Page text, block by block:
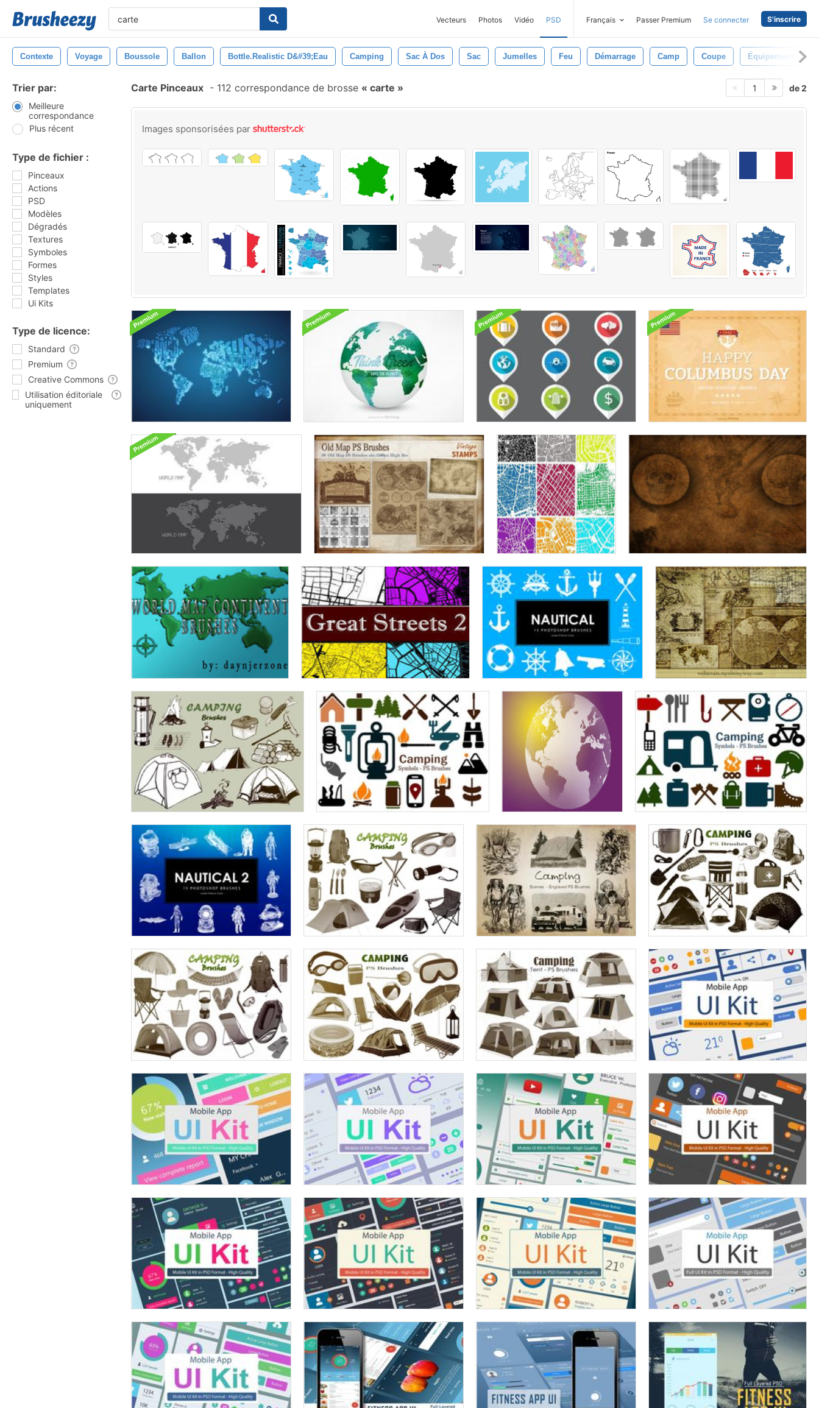
Vecteurs Photos Vidéo PSD Français Passer Premium Se connecter S'inscrire
Contexte Voyage Boussole Ballon Bottle.realistic D&#39;eau Camping Sac À Dos Sac Jumelles Feu Démarrage Camp Coupe Équipement
Trier par:
Meilleure
correspondance
Plus récent
Type de fichier :
Pinceaux
Actions
PSD
Modèles
Dégradés
Textures
Symboles
Formes
Styles
Templates
Ui Kits
Type de licence:
Standard
Premium
Creative Commons
Utilisation éditoriale
uniquement
Carte Pinceaux - 112 correspondance de brosse carte 1 de 2
Images sponsorisées par